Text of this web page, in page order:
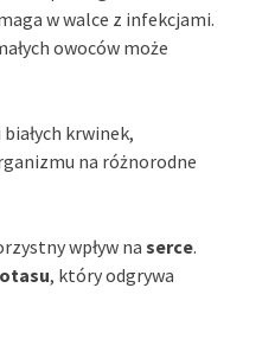
w walce z infekcjami.
owoców może
krwinek,
na różnorodne
wpływ naserce.
, który odgrywa